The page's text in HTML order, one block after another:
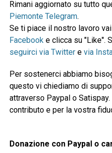
Rimani aggiornato su tutto
Piemonte Telegram.
Se ti piace il nostro lavoro
Facebook e clicca su "Like".
seguirci via Twittere via
Per sostenerci abbiamo
questo vi chiediamo di
attraverso Paypal o
contributo e per la vostra
Donazione con Paypal o